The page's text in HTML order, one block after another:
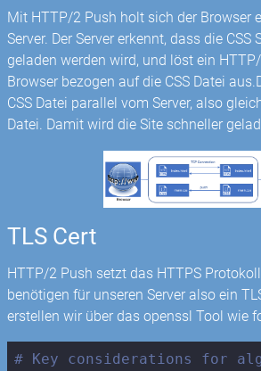
Mit HTTP/2 Push holt sich der Browser
Server. Der Server erkennt, dass die CSS
geladen werden wird, und löst ein
Browser bezogen auf die CSS Datei
CSS Datei parallel vom Server, also
Datei. Damit wird die Site schneller
TLS Cert
HTTP/2 Push setzt das HTTPS
benötigen für unseren Server also ein
erstellen wir über das openssl Tool wie
# Key considerations for